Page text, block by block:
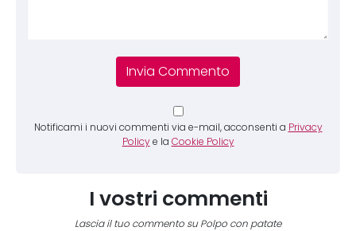
Notificami i nuovi commenti via e-mail, acconsenti a Privacy
Policy e la Cookie Policy
I vostri commenti
Lascia il tuo commento su Polpo con patate